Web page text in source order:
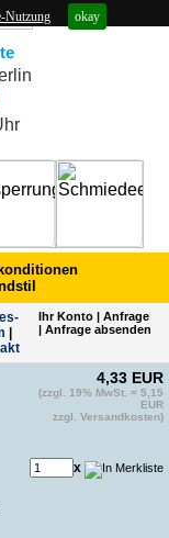
Nutzung okay
Ihr Konto| Anfrage
| Anfrage absenden
4,33 EUR
(zzgl. 19% MwSt. = 5,15
EUR
zzgl. Versandkosten)
x